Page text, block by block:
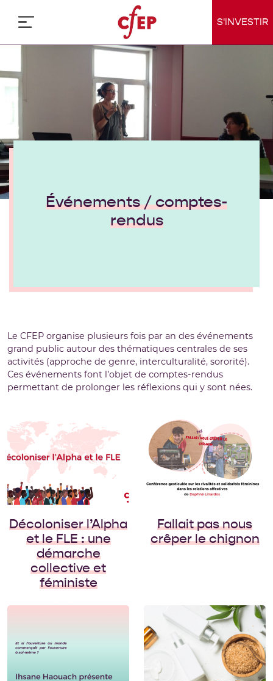
content
S'INVESTIR
Événements / comptes-
rendus
Le CFEP organise plusieurs fois par an des événements
grand public autour des thématiques centrales de ses
activités (approche de genre, interculturalité, sororité).
Ces événements font l’objet de comptes-rendus
permettant de prolonger les réflexions qui y sont nées.
Décoloniser l’Alpha
et le FLE : une
démarche
collective et
féministe
Une conférence
gesticulée engagée
« Jolene, I’m begging
of you please don’t
take my man…”,
“Laisse-moi kiffer la
vibe avec mon mec,
j’suis pas d’humeur à
ce qu’on nous
prenne la […]
Fallait pas nous
crêper le chignon
CFEP a organisé un
création de